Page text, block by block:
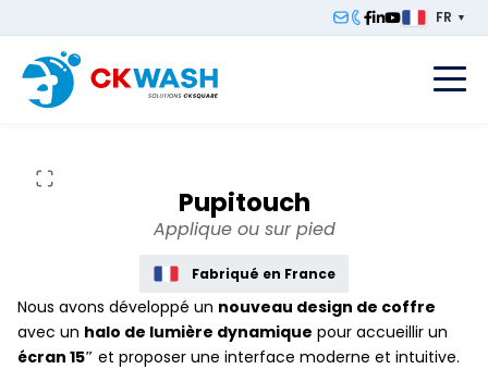
FR ▼
Pupitouch
Applique ou sur pied
Fabriqué en France
Nous avons développé un nouveau design de coffre
avec un halo de lumière dynamique pour accueillir un
écran 15″ et proposer une interface moderne et intuitive.